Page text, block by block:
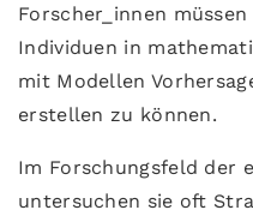
Forscher_innen
Individuen in
mit Modellen
erstellen zu können.
Im Forschungsfeld der
untersuchen sie oft